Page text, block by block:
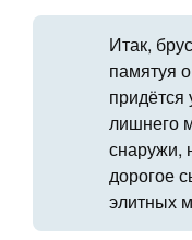
Итак,
памятуя
придётся
лишнего
снаружи,
дорогое
элитных